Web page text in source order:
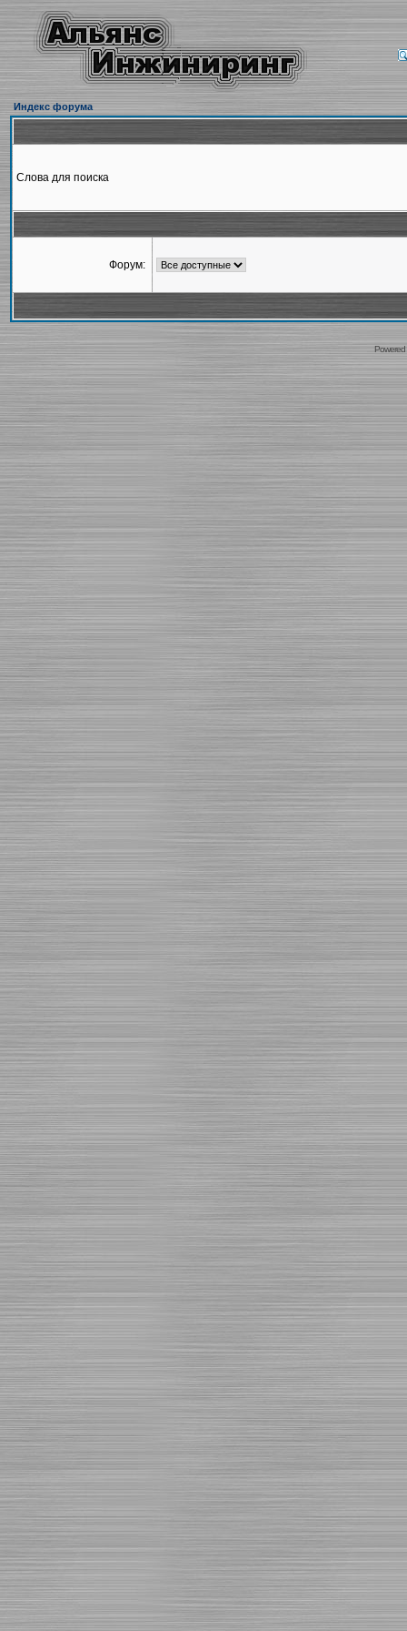
Индекс форума
Слова для поиска
Форум: